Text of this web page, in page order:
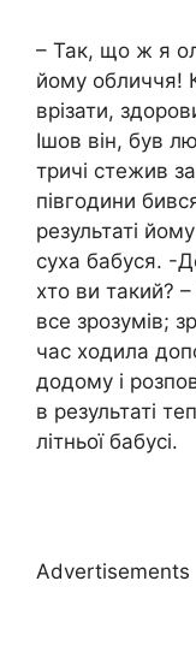
– Так, що ж я
йому обличчя!
врізати,
Ішов він, був
тричі стежив
півгодини
результаті
суха бабуся. -
хто ви такий? –
все зрозумів;
час ходила
додому і
в результаті
літньої бабусі.
Advertisements